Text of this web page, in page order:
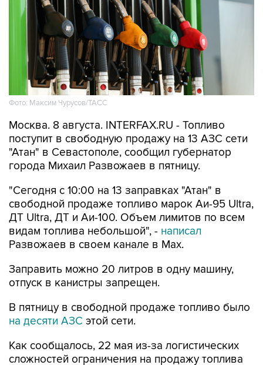
Фото: Максим Чурусов/ТАСС
Москва. 8 августа. INTERFAX.RU - Топливо
поступит в свободную продажу на 13 АЗС сети
"Атан" в Севастополе, сообщил губернатор
города Михаил Развожаев в пятницу.
"Сегодня с 10:00 на 13 заправках "Атан" в
свободной продаже топливо марок Аи-95 Ultra,
ДТ Ultra, ДТ и Аи-100. Объем лимитов по всем
видам топлива небольшой", - написал
Развожаев в своем канале в Max.
Заправить можно 20 литров в одну машину,
отпуск в канистры запрещен.
В пятницу в свободной продаже топливо было
на десяти АЗС этой сети.
Как сообщалось, 22 мая из-за логистических
сложностей ограничения на продажу топлива